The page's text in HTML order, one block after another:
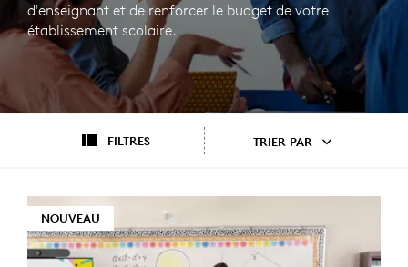
d'enseignant et de renforcer le budget de votre
établissement scolaire.
FILTRES TRIER PAR
NOUVEAU